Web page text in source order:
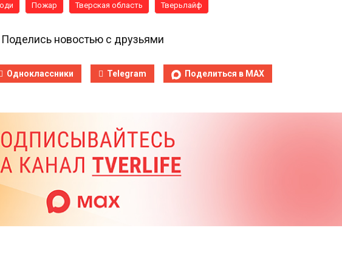
Пожар Тверская область Тверьлайф
Поделись новостью с друзьями
Одноклассники Telegram Поделиться в MAX